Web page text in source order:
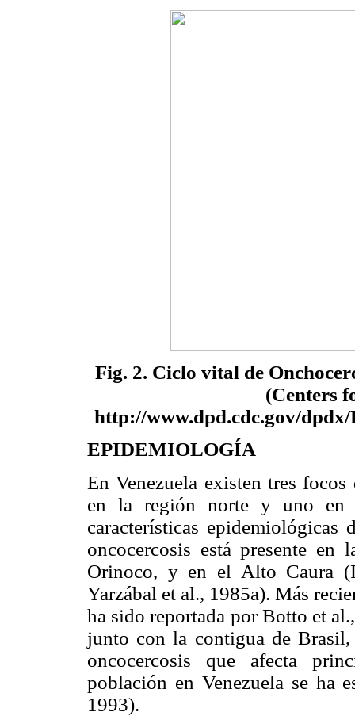
Fig. 2. Ciclo vital de
(Centers
http://www.dpd.cdc.gov/
EPIDEMIOLOGÍA
En Venezuela existen tres
en la región norte y uno en
características
oncocercosis está presente
Orinoco, y en el Alto Caura
Yarzábal et al., 1985a). Más
ha sido reportada por Botto et
junto con la contigua de
oncocercosis que afecta
población en Venezuela se ha
1993).